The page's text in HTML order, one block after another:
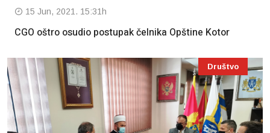
15 Jun, 2021. 15:31h
CGO oštro osudio postupak čelnika Opštine Kotor
Društvo